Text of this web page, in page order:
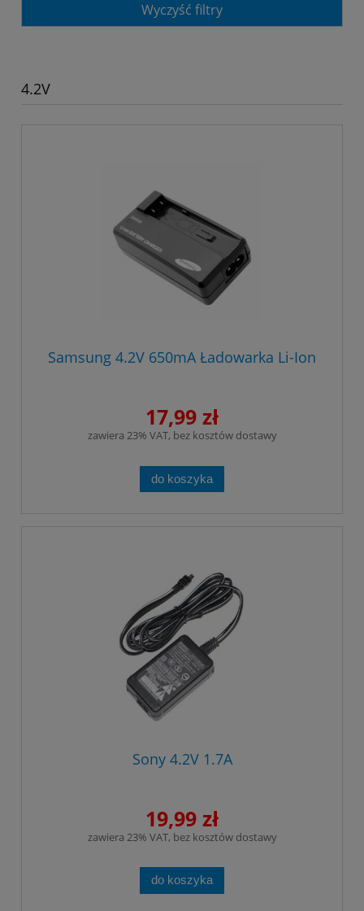
Wyczyść filtry
4.2V
Samsung 4.2V 650mA Ładowarka Li-Ion
17,99 zł
zawiera 23% VAT, bez kosztów dostawy
do koszyka
Sony 4.2V 1.7A
19,99 zł
zawiera 23% VAT, bez kosztów dostawy
do koszyka